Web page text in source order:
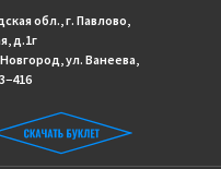
обл., г. Павлово,
д.1г
ул. Ванеева,